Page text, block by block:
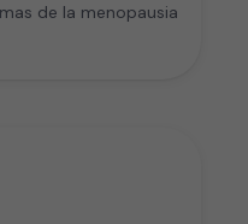
de la menopausia